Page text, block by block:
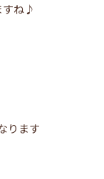
すね♪
ります